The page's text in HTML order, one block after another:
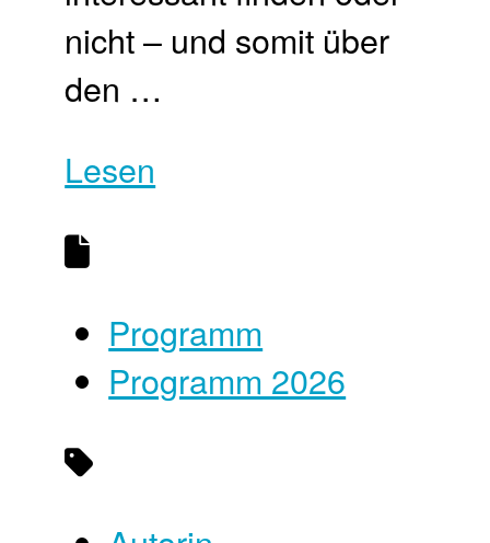
nicht – und somit über
den …
Lesen
Programm
Programm 2026